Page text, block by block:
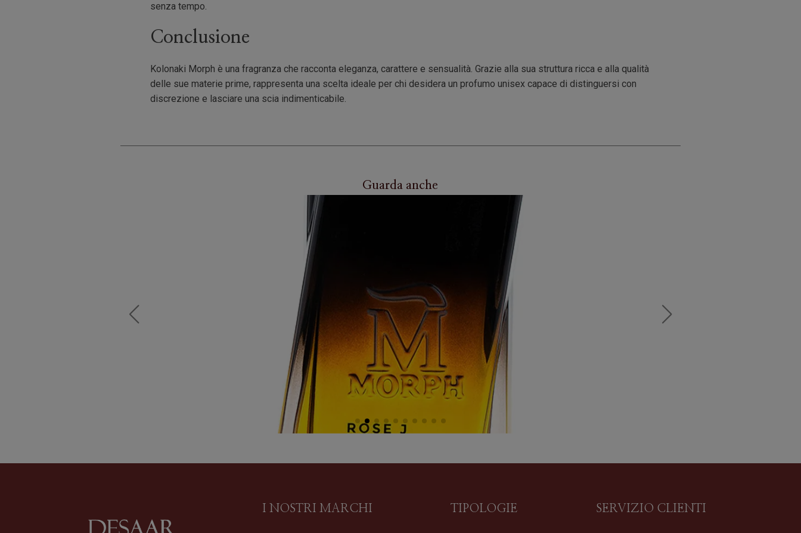
senza tempo.
Conclusione
Kolonaki Morph è una fragranza che racconta eleganza, carattere e sensualità. Grazie alla sua struttura ricca e alla qualità
delle sue materie prime, rappresenta una scelta ideale per chi desidera un profumo unisex capace di distinguersi con
discrezione e lasciare una scia indimenticabile.
Guarda anche
I NOSTRI MARCHI TIPOLOGIE SERVIZIO CLIENTI